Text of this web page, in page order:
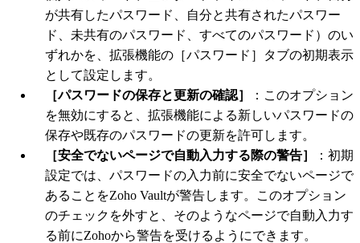
が共有したパスワード、自分と共有されたパスワー
ド、未共有のパスワード、すべてのパスワード）のい
ずれかを、拡張機能の［パスワード］タブの初期表示
として設定します。
［パスワードの保存と更新の確認］
：このオプション
を無効にすると、拡張機能による新しいパスワードの
保存や既存のパスワードの更新を許可します。
［安全でないページで自動入力する際の警告］
：初期
設定では、パスワードの入力前に安全でないページで
あることをZoho Vaultが警告します。このオプション
のチェックを外すと、そのようなページで自動入力す
る前にZohoから警告を受けるようにできます。